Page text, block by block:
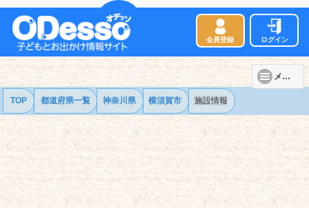
会員登録 ログイン
メニュー
TOP 都道府県一覧 神奈川県 横須賀市 施設情報